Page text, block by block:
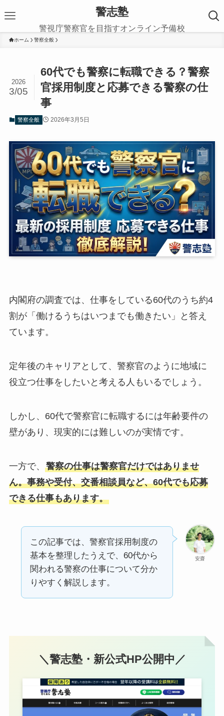
警志塾
警視庁警察官を目指すオンライン予備校
ホーム 警察全般
60代でも警察に転職できる？警察
官採用制度と応募できる警察の仕
事
2026
3/05
警察全般 2026年3月5日
内閣府の調査では、仕事をしている60代のうち約4
割が「働けるうちはいつまでも働きたい」と答え
ています。
定年後のキャリアとして、警察官のように地域に
役立つ仕事をしたいと考える人もいるでしょう。
しかし、60代で警察官に転職するには年齢要件の
壁があり、現実的には難しいのが実情です。
一方で、 警察の仕事は警察官だけではありませ
ん。事務や受付、交番相談員など、60代でも応募
できる仕事もあります。
安齋
この記事では、警察官採用制度の
基本を整理したうえで、60代から
関われる警察の仕事について分か
りやすく解説します。
＼警志塾・新公式HP公開中／